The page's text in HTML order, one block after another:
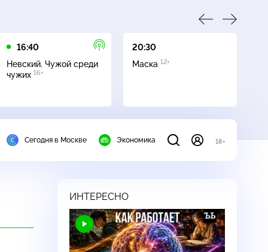
16:40
Невский. Чужой среди
чужих 16+
20:30
Маска 12+
Сегодня в Москве Экономика 18+
ИНТЕРЕСНО